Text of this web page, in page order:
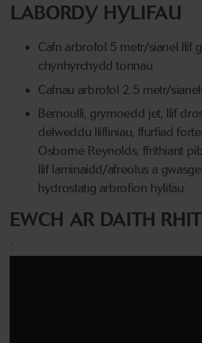
LABORDY HYLIFAU
Cafn arbrofol 5 metr/sianel llif
chynhyrchydd tonnau
Cafnau arbrofol 2.5 metr/
Bernoulli, grymoedd jet, llif
delweddu llifliniau, ffurfiad
Osborne Reynolds, ffrithiant
llif laminaidd/afreolus a
hydrostatig arbrofion hylifau
EWCH AR DAITH
: